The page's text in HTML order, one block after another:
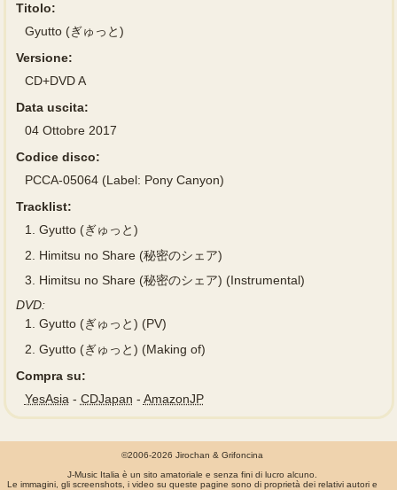
Titolo:
Gyutto (ぎゅっと)
Versione:
CD+DVD A
Data uscita:
04 Ottobre 2017
Codice disco:
PCCA-05064 (Label: Pony Canyon)
Tracklist:
1.
Gyutto (ぎゅっと)
2.
Himitsu no Share (秘密のシェア)
3.
Himitsu no Share (秘密のシェア) (Instrumental)
DVD:
1. Gyutto (ぎゅっと) (PV)
2. Gyutto (ぎゅっと) (Making of)
Compra su:
YesAsia - CDJapan - AmazonJP
©2006-2026 Jirochan & Grifoncina
J-Music Italia è un sito amatoriale e senza fini di lucro alcuno.
Le immagini, gli screenshots, i video su queste pagine sono di proprietà dei relativi autori e